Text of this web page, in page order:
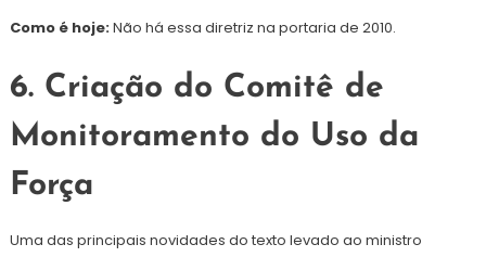
Como é hoje:Não há essa diretriz na portaria de 2010.
6. Criação do Comitê de
Monitoramento do Uso da
Força
Uma das principais novidades do texto levado ao ministro